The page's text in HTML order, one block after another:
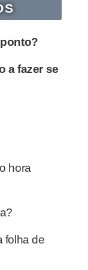
a fazer se
hora
folha de